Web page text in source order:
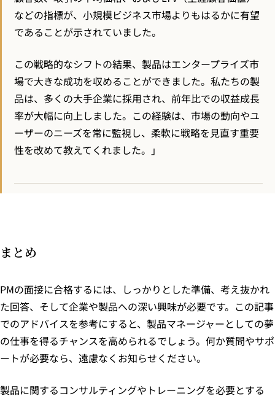
などの指標が、小規模ビジネス市場よりもはるかに有望
であることが示されていました。
この戦略的なシフトの結果、製品はエンタープライズ市
場で大きな成功を収めることができました。私たちの製
品は、多くの大手企業に採用され、前年比での収益成長
率が大幅に向上しました。この経験は、市場の動向やユ
ーザーのニーズを常に監視し、柔軟に戦略を見直す重要
性を改めて教えてくれました。」
まとめ
PMの面接に合格するには、しっかりとした準備、考え抜かれ
た回答、そして企業や製品への深い興味が必要です。この記事
でのアドバイスを参考にすると、製品マネージャーとしての夢
の仕事を得るチャンスを高められるでしょう。何か質問やサポ
ートが必要なら、遠慮なくお知らせください。
製品に関するコンサルティングやトレーニングを必要とする